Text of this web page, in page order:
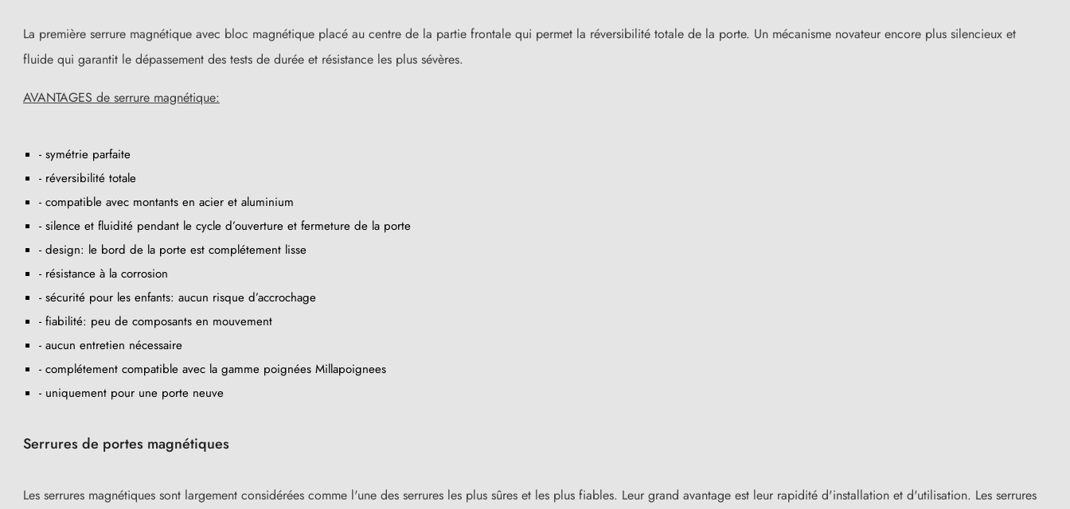
La première serrure magnétique avec bloc magnétique placé au centre de la partie frontale qui permet la réversibilité totale de la porte. Un mécanisme novateur encore plus silencieux et
fluide qui garantit le dépassement des tests de durée et résistance les plus sévères.
AVANTAGES de serrure magnétique:
- symétrie parfaite
- réversibilité totale
- compatible avec montants en acier et aluminium
- silence et fluidité pendant le cycle d’ouverture et fermeture de la porte
- design: le bord de la porte est complétement lisse
- résistance à la corrosion
- sécurité pour les enfants: aucun risque d’accrochage
- fiabilité: peu de composants en mouvement
- aucun entretien nécessaire
- complétement compatible avec la gamme poignées Millapoignees
- uniquement pour une porte neuve
Serrures de portes magnétiques
Les serrures magnétiques sont largement considérées comme l'une des serrures les plus sûres et les plus fiables. Leur grand avantage est leur rapidité d'installation et d'utilisation. Les serrures